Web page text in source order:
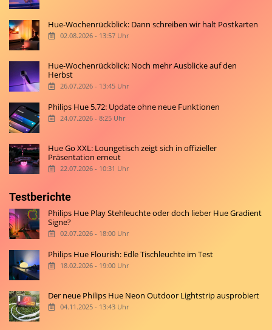
Hue-Wochenrückblick: Dann schreiben wir halt Postkarten
02.08.2026 - 13:57 Uhr
Hue-Wochenrückblick: Noch mehr Ausblicke auf den
Herbst
26.07.2026 - 13:45 Uhr
Philips Hue 5.72: Update ohne neue Funktionen
24.07.2026 - 8:25 Uhr
Hue Go XXL: Loungetisch zeigt sich in offizieller
Präsentation erneut
22.07.2026 - 10:31 Uhr
Testberichte
Philips Hue Play Stehleuchte oder doch lieber Hue Gradient
Signe?
02.07.2026 - 18:00 Uhr
Philips Hue Flourish: Edle Tischleuchte im Test
18.02.2026 - 19:00 Uhr
Der neue Philips Hue Neon Outdoor Lightstrip ausprobiert
04.11.2025 - 13:43 Uhr